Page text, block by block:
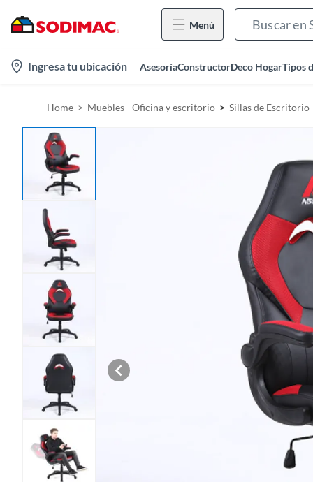
Menú
Ingresa tu ubicación AsesoríaConstructorDeco HogarTipos
Home Muebles - Oficina y escritorio Sillas de Escritorio